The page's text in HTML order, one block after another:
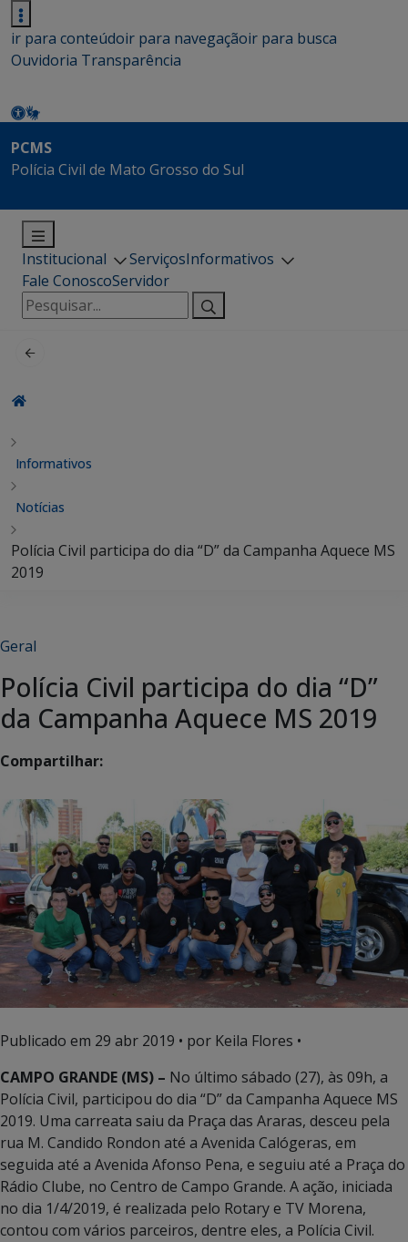
ir para conteúdoir para navegaçãoir para busca
Ouvidoria Transparência
PCMS
Polícia Civil de Mato Grosso do Sul
Institucional ServiçosInformativos
Fale ConoscoServidor
Pesquisar
por:
Informativos
Notícias
Polícia Civil participa do dia “D” da Campanha Aquece MS
2019
Geral
Polícia Civil participa do dia “D”
da Campanha Aquece MS 2019
Compartilhar:
Publicado em 29 abr 2019 • por Keila Flores •
CAMPO GRANDE (MS) – No último sábado (27), às 09h, a
Polícia Civil, participou do dia “D” da Campanha Aquece MS
2019. Uma carreata saiu da Praça das Araras, desceu pela
rua M. Candido Rondon até a Avenida Calógeras, em
seguida até a Avenida Afonso Pena, e seguiu até a Praça do
Rádio Clube, no Centro de Campo Grande. A ação, iniciada
no dia 1/4/2019, é realizada pelo Rotary e TV Morena,
contou com vários parceiros, dentre eles, a Polícia Civil.